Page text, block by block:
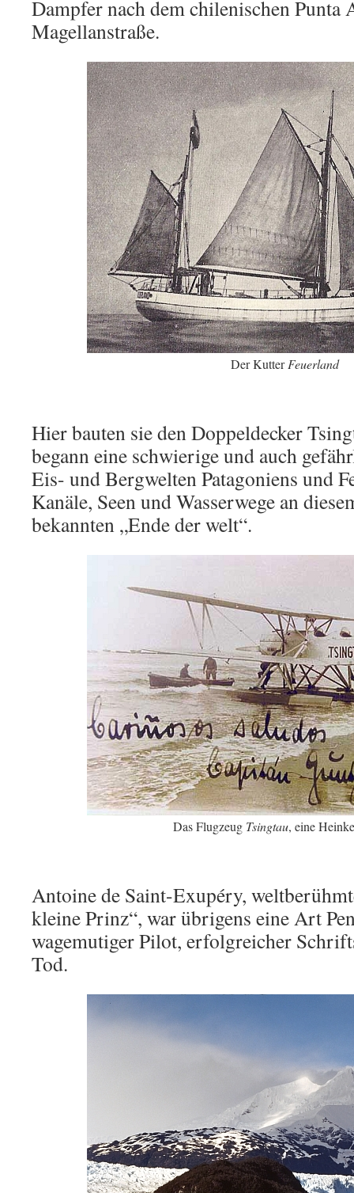
Dampfer nach dem chilenischen Punta
Magellanstraße.
Der KutterFeuerland
Hier bauten sie den Doppeldecker
begann eine schwierige und auch
Eis- und Bergwelten Patagoniens und
Kanäle, Seen und Wasserwege an
bekannten „Ende der welt“.
Das Flugzeug Tsingtau, eine
Antoine de Saint-Exupéry,
kleine Prinz“, war übrigens eine Art
wagemutiger Pilot, erfolgreicher
Tod.